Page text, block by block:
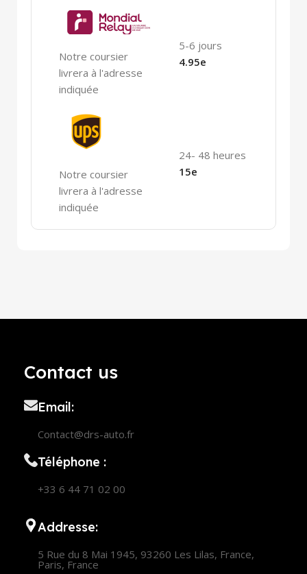
Notre coursier
livrera à l'adresse
indiquée
5-6 jours
4.95e
Notre coursier
livrera à l'adresse
indiquée
24- 48 heures
15e
Contact us
Email:
Contact@drs-auto.fr
Téléphone :
+33 6 44 71 02 00
Addresse:
5 Rue du 8 Mai 1945, 93260 Les Lilas, France,
Paris, France